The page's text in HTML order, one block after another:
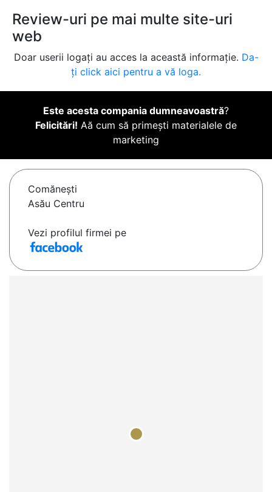
Review-uri pe mai multe site-uri
web
Doar userii logați au acces la această informație. Da-
ți click aici pentru a vă loga.
Este acesta compania dumneavoastră?
Felicitări! Aă cum să primești materialele de
marketing
Comăneşti
Asău Centru
Vezi profilul firmei pe